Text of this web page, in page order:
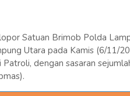
Satuan Brimob Polda
Utara pada Kamis (6/11/
dengan sasaran